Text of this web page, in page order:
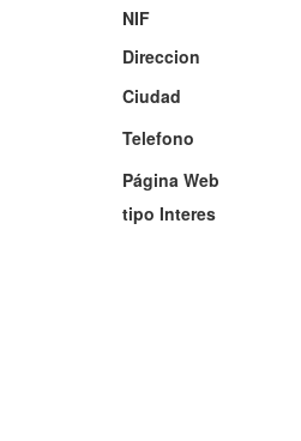
NIF
Direccion
Ciudad
Telefono
Página Web
tipo Interes